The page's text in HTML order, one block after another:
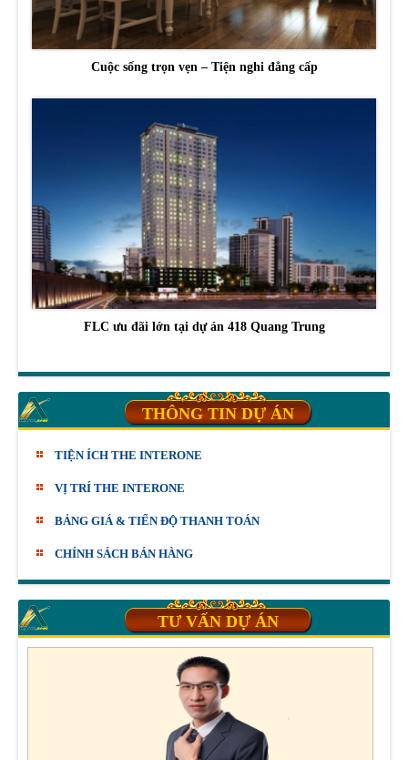
Cuộc sống trọn vẹn – Tiện nghi đẳng cấp
FLC ưu đãi lớn tại dự án 418 Quang Trung
THÔNG TIN DỰ ÁN
TIỆN ÍCH THE INTERONE
VỊ TRÍ THE INTERONE
BẢNG GIÁ & TIẾN ĐỘ THANH TOÁN
CHÍNH SÁCH BÁN HÀNG
TƯ VẤN DỰ ÁN